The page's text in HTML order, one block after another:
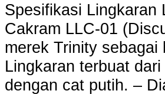
Spesifikasi Lingkaran
Cakram LLC-01
merek Trinity sebagai
Lingkaran terbuat
dengan cat putih. –